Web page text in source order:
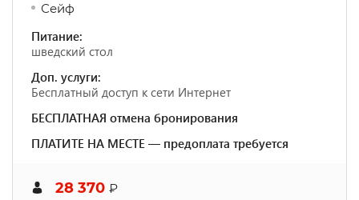
Сейф
Питание:
шведский стол
Доп. услуги:
Бесплатный доступ к сети Интернет
БЕСПЛАТНАЯ отмена бронирования
ПЛАТИТЕ НА МЕСТЕ — предоплата требуется
28 370 ₽